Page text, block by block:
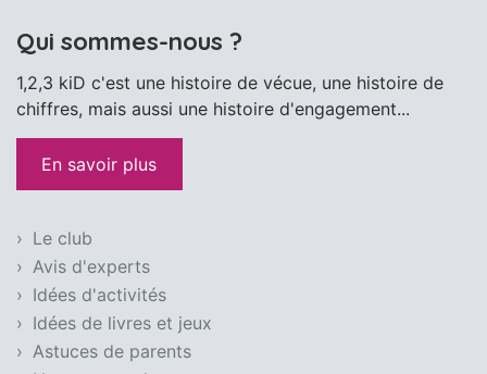
Qui sommes-nous ?
1,2,3 kiD c'est une histoire de vécue, une histoire de
chiffres, mais aussi une histoire d'engagement...
En savoir plus
Le club
Avis d'experts
Idées d'activités
Idées de livres et jeux
Astuces de parents